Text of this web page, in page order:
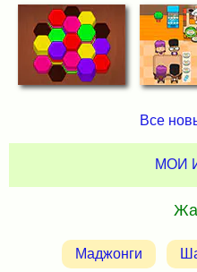
Все
МОИ
Маджонги